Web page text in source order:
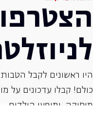
הצטרפו
היו ראשונים לקבל
כולם! קבלו עדכונים על
‏מוסיקה, ומופעי הילדים.